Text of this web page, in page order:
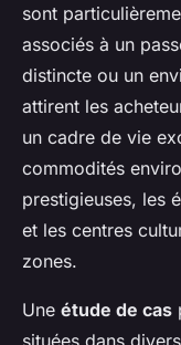
sont
associés à un
distincte ou un
attirent les
un cadre de vie
commodités
prestigieuses, les
et les centres
zones.
Une étude de cas
situées dans divers